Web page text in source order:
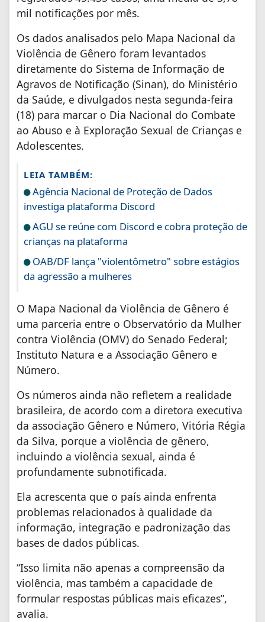
mil notificações por mês.
Os dados analisados pelo Mapa Nacional da
Violência de Gênero foram levantados
diretamente do Sistema de Informação de
Agravos de Notificação (Sinan), do Ministério
da Saúde, e divulgados nesta segunda-feira
(18) para marcar o Dia Nacional do Combate
ao Abuso e à Exploração Sexual de Crianças e
Adolescentes.
LEIA TAMBÉM:
Agência Nacional de Proteção de Dados
investiga plataforma Discord
AGU se reúne com Discord e cobra proteção de
crianças na plataforma
OAB/DF lança "violentômetro" sobre estágios
da agressão a mulheres
O Mapa Nacional da Violência de Gênero é
uma parceria entre o Observatório da Mulher
contra Violência (OMV) do Senado Federal;
Instituto Natura e a Associação Gênero e
Número.
Os números ainda não refletem a realidade
brasileira, de acordo com a diretora executiva
da associação Gênero e Número, Vitória Régia
da Silva, porque a violência de gênero,
incluindo a violência sexual, ainda é
profundamente subnotificada.
Ela acrescenta que o país ainda enfrenta
problemas relacionados à qualidade da
informação, integração e padronização das
bases de dados públicas.
“Isso limita não apenas a compreensão da
violência, mas também a capacidade de
formular respostas públicas mais eficazes”,
avalia.